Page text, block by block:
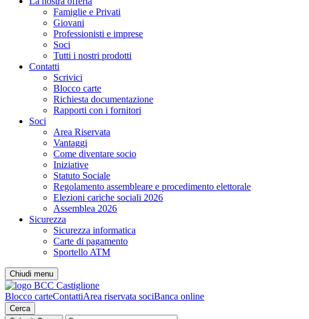
Famiglie e Privati
Giovani
Professionisti e imprese
Soci
Tutti i nostri prodotti
Contatti
Scrivici
Blocco carte
Richiesta documentazione
Rapporti con i fornitori
Soci
Area Riservata
Vantaggi
Come diventare socio
Iniziative
Statuto Sociale
Regolamento assembleare e procedimento elettorale
Elezioni cariche sociali 2026
Assemblea 2026
Sicurezza
Sicurezza informatica
Carte di pagamento
Sportello ATM
Chiudi menu
Blocco carteContattiArea riservata sociBanca online
Cerca